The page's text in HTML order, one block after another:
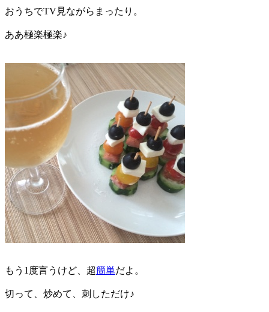
おうちでTV見ながらまったり。
ああ極楽極楽♪
もう1度言うけど、超簡単だよ。
切って、炒めて、刺しただけ♪